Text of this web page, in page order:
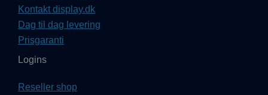
Kontakt display.dk
Dag til dag levering
Prisgaranti
Logins
Reseller shop